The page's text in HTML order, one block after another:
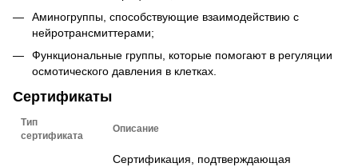
Аминогруппы, способствующие взаимодействию с
нейротрансмиттерами;
Функциональные группы, которые помогают в регуляции
осмотического давления в клетках.
Сертификаты
Тип
сертификата
Описание
Сертификация, подтверждающая